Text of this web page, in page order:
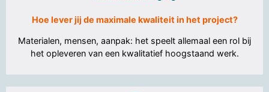
Hoe lever jij de maximale kwaliteit in het project?
Materialen, mensen, aanpak: het speelt allemaal een rol bij
het opleveren van een kwalitatief hoogstaand werk.